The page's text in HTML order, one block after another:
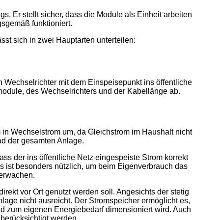
Er stellt sicher, dass die Module als Einheit arbeiten
funktioniert.
sich in zwei Hauptarten unterteilen:
mit dem Einspeisepunkt ins öffentliche
des Wechselrichters und der Kabellänge ab.
Wechselstrom um, da Gleichstrom im Haushalt nicht
der gesamten Anlage.
der ins öffentliche Netz eingespeiste Strom korrekt
ist besonders nützlich, um beim Eigenverbrauch das
vor Ort genutzt werden soll. Angesichts der stetig
nicht ausreicht. Der Stromspeicher ermöglicht es,
zum eigenen Energiebedarf dimensioniert wird. Auch